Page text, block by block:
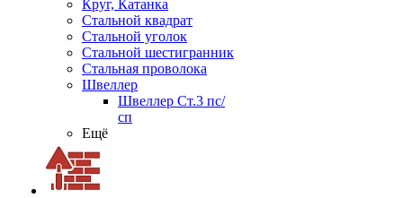
Круг, Катанка
Стальной квадрат
Стальной уголок
Стальной шестигранник
Стальная проволока
Швеллер
Швеллер Ст.3 пс/
сп
Ещё